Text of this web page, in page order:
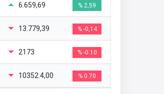
6.659,69 % 2,59
13.779,39 % -0,14
2173 % -0.10
10352.4,00 % 0.70